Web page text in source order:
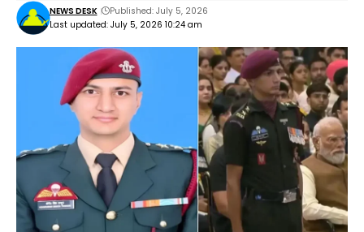
Last updated: July 5, 2026 10:24 am
NEWS DESK Published: July 5, 2026